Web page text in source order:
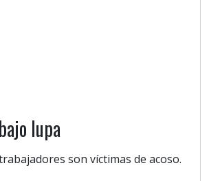
lupa
son víctimas de acoso.